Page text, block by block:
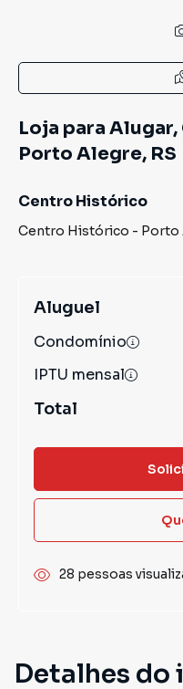
Detalhes do
Loja para
Porto Alegre, RS
Centro Histórico
Centro Histórico - Porto
Aluguel
Condomínio
IPTU mensal
Total
28 pessoas